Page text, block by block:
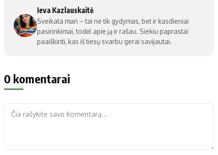
Ieva Kazlauskaitė
Sveikata man – tai ne tik gydymas, bet ir kasdieniai
pasirinkimai, todėl apie ją ir rašau. Siekiu paprastai
paaiškinti, kas iš tiesų svarbu gerai savijautai.
0 komentarai